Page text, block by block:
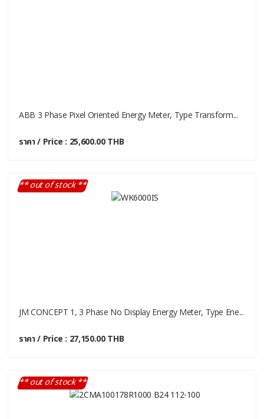
ABB 3 Phase Pixel Oriented Energy Meter, Type Transform...
ราคา / Price : 25,600.00 THB
** out of stock **
JM CONCEPT 1, 3 Phase No Display Energy Meter, Type Ene...
ราคา / Price : 27,150.00 THB
** out of stock **